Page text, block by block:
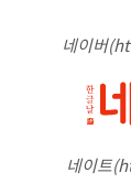
네이버
네이트